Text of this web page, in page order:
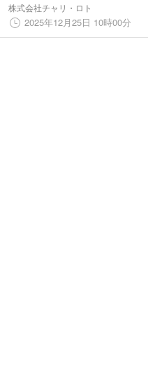
株式会社チャリ・ロト
2025年12月25日 10時00分